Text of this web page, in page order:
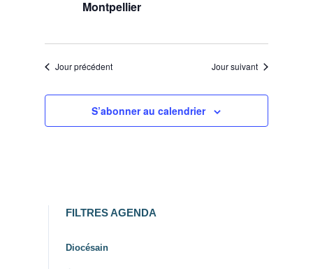
Montpellier
Jour précédent Jour suivant
S’abonner au calendrier
FILTRES AGENDA
Diocésain